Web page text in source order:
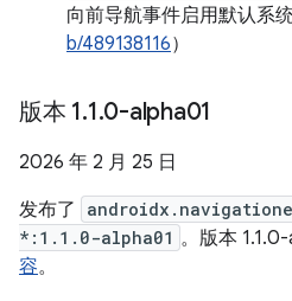
向前导航事件启用默认系
b/489138116）
版本 1.1.0-alpha01
2026 年 2 月 25 日
发布了
*:1.1.0-alpha01 。版本
容。